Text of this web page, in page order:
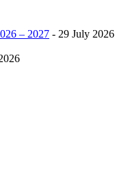
– 2027 - 29 July 2026